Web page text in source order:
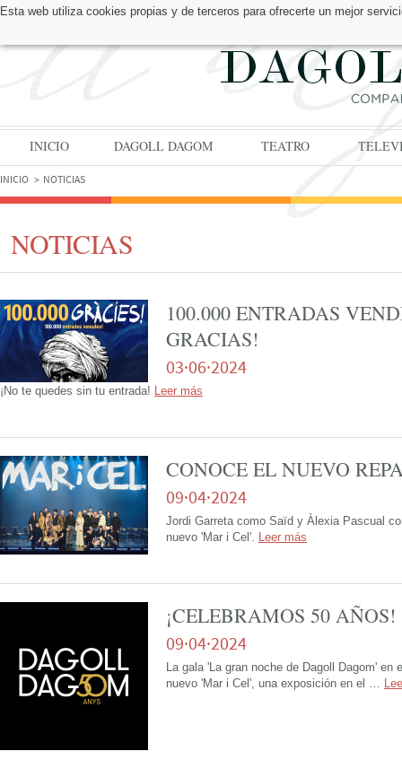
Esta web utiliza cookies propias y de terceros para ofrecerte un mejor
ENCUÉNTRANOS EN:
INICIO DAGOLL DAGOM TEATRO
INICIO NOTICIAS
NOTICIAS
100.000 ENTRADAS
GRACIAS!
03·06·2024
¡No te quedes sin tu entrada! Leer más
CONOCE EL NUEVO
09·04·2024
Jordi Garreta como Saïd y Àlexia Pascual
nuevo 'Mar i Cel'. Leer más
¡CELEBRAMOS 50 AÑOS!
09·04·2024
La gala 'La gran noche de Dagoll Dagom'
nuevo 'Mar i Cel', una exposición en el …